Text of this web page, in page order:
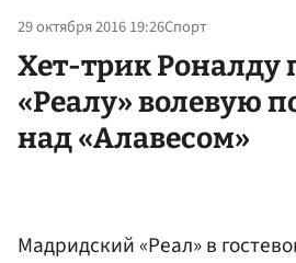
29 октября 2016 19:26Спорт
Хет-трик Роналду
«Реалу» волевую
над «Алавесом»
Мадридский «Реал» в